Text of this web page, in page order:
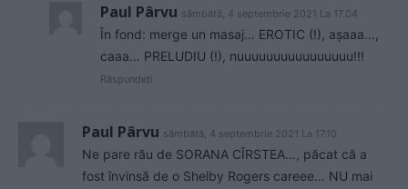
Paul Pârvu sâmbătă, 4 septembrie 2021 La 17.04
În fond: merge un masaj… EROTIC (!), așaaa…,
caaa… PRELUDIU (!), nuuuuuuuuuuuuuuuu!!!
Răspundeți
Paul Pârvu sâmbătă, 4 septembrie 2021 La 17.10
Ne pare rău de SORANA CÎRSTEA…, păcat că a
fost învinsă de o Shelby Rogers careee… NU mai